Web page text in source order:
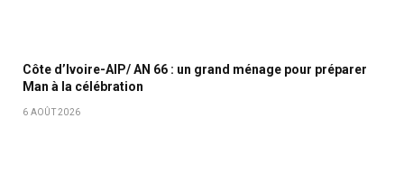
Côte d’Ivoire-AIP/ AN 66 : un grand ménage pour préparer
Man à la célébration
6 AOÛT 2026